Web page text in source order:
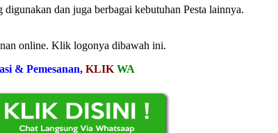
dan juga berbagai kebutuhan Pesta lainnya.
online. Klik logonya dibawah ini.
& Pemesanan, KLIK WA